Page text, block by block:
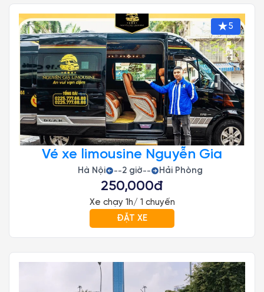
5
Vé xe limousine Nguyễn Gia
Hà Nội --2 giờ-- Hải Phòng
250,000đ
Xe chạy 1h/ 1 chuyến
ĐẶT XE